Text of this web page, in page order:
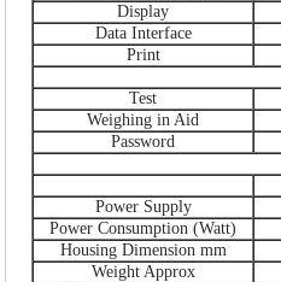
Display
Data Interface
Print
Test
Weighing in Aid
Password
Power Supply
Power Consumption (Watt)
Housing Dimension mm
Weight Approx